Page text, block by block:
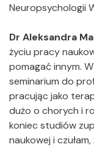
Neuropsychologii
Dr Aleksandra
życiu pracy
pomagać innym.
seminarium do
pracując jako
dużo o chorych i
koniec studiów
naukowej i